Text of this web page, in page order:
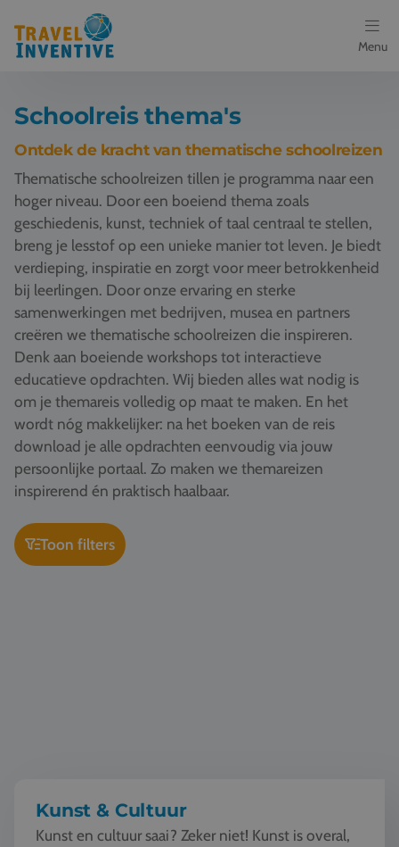
Menu
Bestemmingen
Schoolreis thema's
Voor docenten
Over ons
Een offerte aanvragen
Referenties
Vacatures
Contact
076 522 30 57
Klantportaal
Schoolreis thema's
Ontdek de kracht van thematische schoolreizen
Thematische schoolreizen tillen je programma naar een
hoger niveau. Door een boeiend thema zoals
geschiedenis, kunst, techniek of taal centraal te stellen,
breng je lesstof op een unieke manier tot leven. Je biedt
verdieping, inspiratie en zorgt voor meer betrokkenheid
bij leerlingen. Door onze ervaring en sterke
samenwerkingen met bedrijven, musea en partners
creëren we thematische schoolreizen die inspireren.
Denk aan boeiende workshops tot interactieve
educatieve opdrachten. Wij bieden alles wat nodig is
om je themareis volledig op maat te maken. En het
wordt nóg makkelijker: na het boeken van de reis
download je alle opdrachten eenvoudig via jouw
persoonlijke portaal. Zo maken we themareizen
inspirerend én praktisch haalbaar.
Toon filters
Kunst & Cultuur
Kunst en cultuur saai? Zeker niet! Kunst is overal,